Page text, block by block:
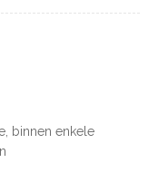
binnen enkele